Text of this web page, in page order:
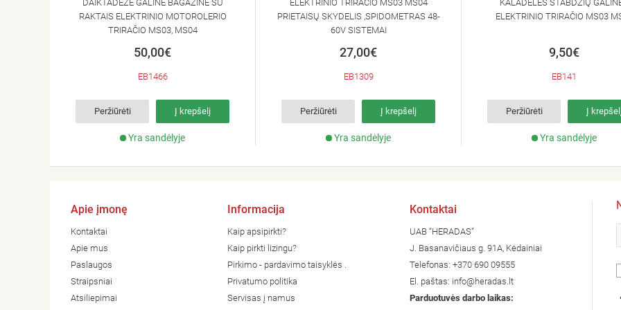
DAIKTADĖŽĖ GALINĖ BAGAŽINĖ SU
RAKTAIS ELEKTRINIO MOTOROLERIO
TRIRAČIO MS03, MS04
50,00€
EB1466
Peržiūrėti Į krepšelį
Yra sandėlyje
ELEKTRINIO TRIRAČIO MS03 MS04
PRIETAISŲ SKYDELIS ,SPIDOMETRAS 48-
60V SISTEMAI
27,00€
EB1309
Peržiūrėti Į krepšelį
Yra sandėlyje
KALADĖLĖS STABDŽIŲ
ELEKTRINIO TRIRAČIO MS03
9,50€
EB141
Peržiūrėti Į
Yra sandėlyje
Apie įmonę
Kontaktai
Apie mus
Paslaugos
Straipsniai
Atsiliepimai
Informacija
Kaip apsipirkti?
Kaip pirkti lizingu?
Pirkimo - pardavimo taisyklės .
Privatumo politika
Servisas į namus
Kontaktai
UAB “HERADAS”
J. Basanavičiaus g. 91A, Kėdainiai
Telefonas:+370 690 09555
El. paštas: info@heradas.lt
Parduotuvės darbo laikas: